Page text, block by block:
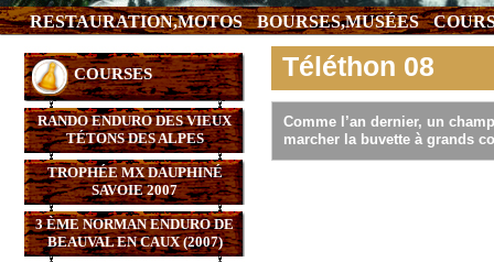
RESTAURATION,MOTOS BOURSES,MUSÉES
COURSES
RANDO ENDURO DES VIEUX
TÉTONS DES ALPES
TROPHÉE MX DAUPHINÉ
SAVOIE 2007
3 ÈME NORMAN ENDURO DE
BEAUVAL EN CAUX (2007)
Téléthon 08
Comme l’an dernier, un
marcher la buvette à grands